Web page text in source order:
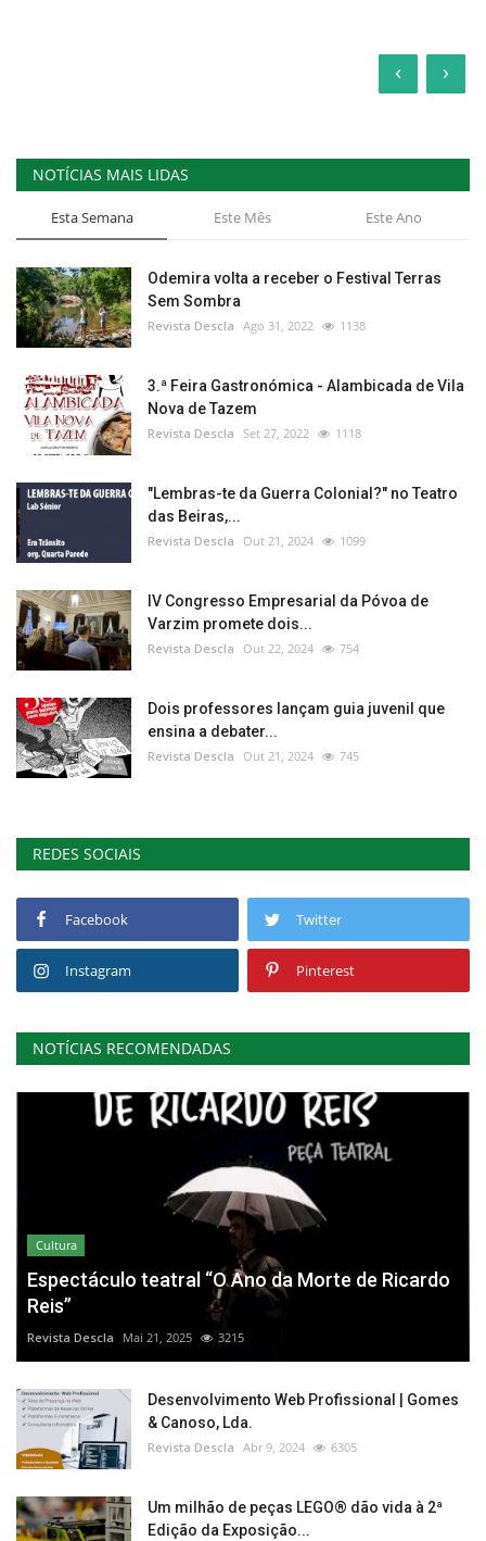
‹ ›
NOTÍCIAS MAIS LIDAS
Esta Semana Este Mês Este Ano
Odemira volta a receber o Festival Terras
Sem Sombra
Revista Descla Ago 31, 2022 1138
3.ª Feira Gastronómica - Alambicada de Vila
Nova de Tazem
Revista Descla Set 27, 2022 1118
"Lembras-te da Guerra Colonial?" no Teatro
das Beiras,...
Revista Descla Out 21, 2024 1099
IV Congresso Empresarial da Póvoa de
Varzim promete dois...
Revista Descla Out 22, 2024 754
Dois professores lançam guia juvenil que
ensina a debater...
Revista Descla Out 21, 2024 745
REDES SOCIAIS
Facebook Twitter
Instagram Pinterest
NOTÍCIAS RECOMENDADAS
Cultura
Espectáculo teatral “O Ano da Morte de Ricardo
Reis”
Revista Descla Mai 21, 2025 3215
Desenvolvimento Web Profissional | Gomes
& Canoso, Lda.
Revista Descla Abr 9, 2024 6305
Um milhão de peças LEGO® dão vida à 2ª
Edição da Exposição...